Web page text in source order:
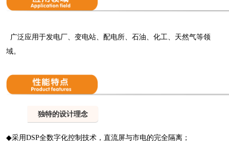
广泛应用于发电厂、变电站、配电所、石油、化工、天然气等领
域。
独特的设计理念
◆采用DSP全数字化控制技术，直流屏与市电的完全隔离；